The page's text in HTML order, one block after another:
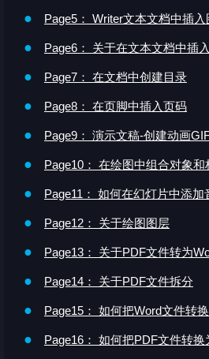
● Page5： Writer文本文档中插入
● Page6： 关于在文本文档中插
● Page7： 在文档中创建目录
● Page8： 在页脚中插入页码
● Page9： 演示文稿-创建动画
● Page10： 在绘图中组合对象和
● Page11： 如何在幻灯片中添加
● Page12： 关于绘图图层
● Page13： 关于PDF文件转为
● Page14： 关于PDF文件拆分
● Page15： 如何把Word文件转
● Page16： 如何把PDF文件转换